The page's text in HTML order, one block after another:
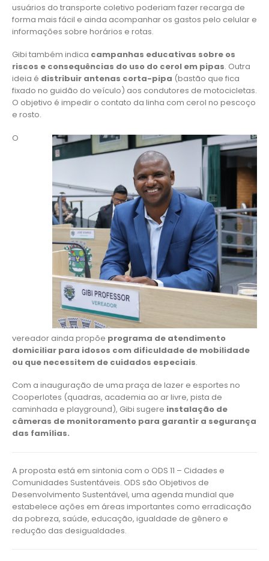
usuários do transporte coletivo poderiam fazer recarga de
forma mais fácil e ainda acompanhar os gastos pelo celular e
informações sobre horários e rotas.
Gibi também indica campanhas educativas sobre os
riscos e consequências do uso do cerol em pipas. Outra
ideia é distribuir antenas corta-pipa (bastão que fica
fixado no guidão do veículo) aos condutores de motocicletas.
O objetivo é impedir o contato da linha com cerol no pescoço
e rosto.
O
vereador ainda propõe programa de atendimento
domiciliar para idosos com dificuldade de mobilidade
ou que necessitem de cuidados especiais.
Com a inauguração de uma praça de lazer e esportes no
Cooperlotes (quadras, academia ao ar livre, pista de
caminhada e playground), Gibi sugere instalação de
câmeras de monitoramento para garantir a segurança
das famílias.
A proposta está em sintonia com o ODS 11 – Cidades e
Comunidades Sustentáveis. ODS são Objetivos de
Desenvolvimento Sustentável, uma agenda mundial que
estabelece ações em áreas importantes como erradicação
da pobreza, saúde, educação, igualdade de gênero e
redução das desigualdades.